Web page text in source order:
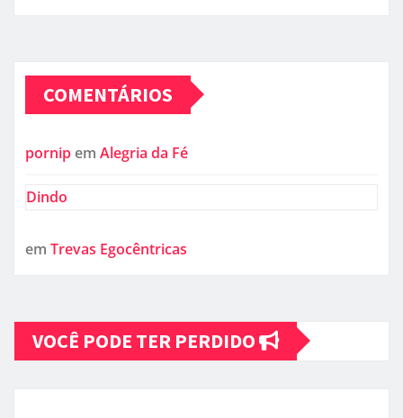
COMENTÁRIOS
pornip em Alegria da Fé
Dindo
em Trevas Egocêntricas
VOCÊ PODE TER PERDIDO